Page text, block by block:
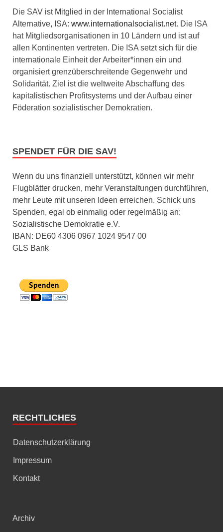
Die SAV ist Mitglied in der International Socialist
Alternative, ISA: www.internationalsocialist.net. Die ISA
hat Mitgliedsorganisationen in 10 Ländern und ist auf
allen Kontinenten vertreten. Die ISA setzt sich für die
internationale Einheit der Arbeiter*innen ein und
organisiert grenzüberschreitende Gegenwehr und
Solidarität. Ziel ist die weltweite Abschaffung des
kapitalistischen Profitsystems und der Aufbau einer
Föderation sozialistischer Demokratien.
SPENDET FÜR DIE SAV!
Wenn du uns finanziell unterstützt, können wir mehr
Flugblätter drucken, mehr Veranstaltungen durchführen,
mehr Leute mit unseren Ideen erreichen. Schick uns
Spenden, egal ob einmalig oder regelmäßig an:
Sozialistische Demokratie e.V.
IBAN: DE60 4306 0967 1024 9547 00
GLS Bank
RECHTLICHES
Datenschutzerklärung
Impressum
Kontakt
Archiv